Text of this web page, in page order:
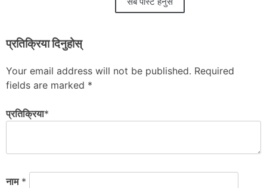
प्रतिक्रिया दिनुहोस्
Your email address will not be published. Required
fields are marked *
प्रतिक्रिया*
नाम *